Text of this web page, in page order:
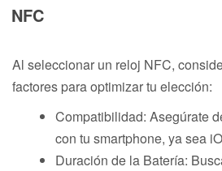
NFC
Al seleccionar un reloj NFC,
factores para optimizar tu elección:
Compatibilidad: Asegúrate
con tu smartphone, ya sea
Duración de la Batería: